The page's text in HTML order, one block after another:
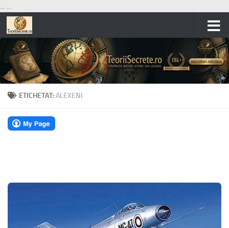
... ...
Skip to content
ETICHETAT:ALEXENI